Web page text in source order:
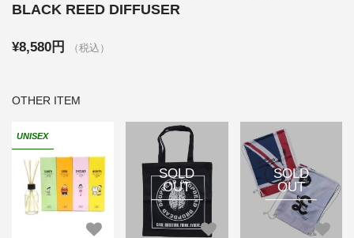
BLACK REED DIFFUSER
¥8,580円 （税込）
OTHER ITEM
UNISEX
SOLD
OUT
SOLD
OUT